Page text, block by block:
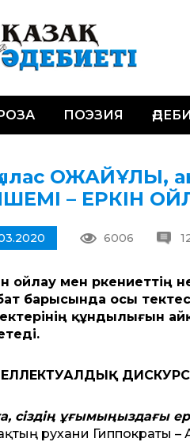
ПОЭЗИЯ
ОЖАЙҰЛЫ,
– ЕРКІН
6006
ойлау мен
барысында осы
құндылығын
сіздің ұғымыңыздағы
рухани Гиппократы